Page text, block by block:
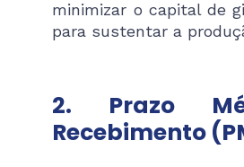
minimizar o capital de
para sustentar a
2.
Prazo
Recebimento